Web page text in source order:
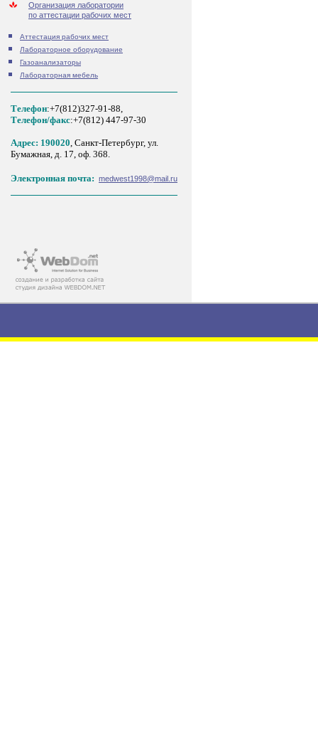
Организация лаборатории
по аттестации рабочих мест
Аттестация рабочих мест
Лабораторное оборудование
Газоанализаторы
Лабораторная мебель
Телефон:+7(812)327-91-88,
Tелефон/факс:+7(812) 447-97-30
Адрес: 190020, Санкт-Петербург, ул.
Бумажная, д. 17, оф. 368.
Электронная почта: medwest1998@mail.ru